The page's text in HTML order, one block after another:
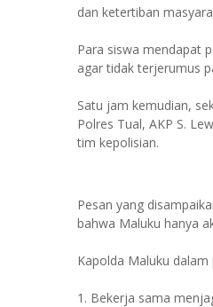
dan ketertiban
Para siswa mendapat
agar tidak terjerumus
Satu jam kemudian,
Polres Tual, AKP S.
tim kepolisian.
Pesan yang
bahwa Maluku hanya
Kapolda Maluku
1. Bekerja sama